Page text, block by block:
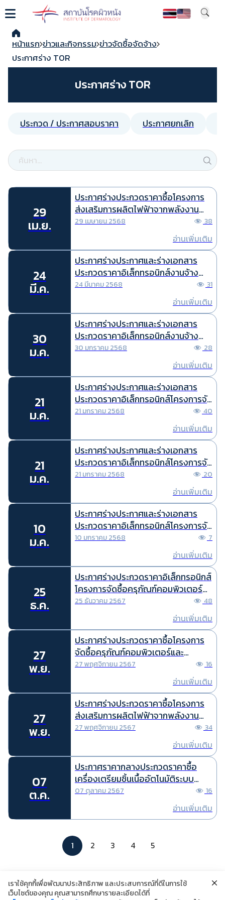
หน้าแรก ข่าวและกิจกรรม ข่าวจัดซื้อจัดจ้าง
ประกาศร่าง TOR
ประกาศร่าง TOR
ประกวด / ประกาศสอบราคา ประกาศยกเลิก
29
เม.ย.
ประกาศร่างประกวดราคาซื้อโครงการ
ส่งเสริมการผลิตไฟฟ้าจากพลังงาน
หมุนเวียนแบบมุ่งเป้ากับกองทุนพัฒนา
ไฟฟ้า เพื่อกิจการตามมาตรา 97(4)
ประจำปีงบประมาณ พ.ศ. 2567 ครั้งที่ 2
ด้วยวิธีประกวดราคาอิเล็กทรอนิกส์ (e-
bidding)
29 เมษายน 2568 38
อ่านเพิ่มเติม
24
มี.ค.
ประกาศร่างประกาศและร่างเอกสาร
ประกวดราคาอิเล็กทรอนิกส์งานจ้าง
ปรับปรุงห้อง Clinic Anti-aging ด้วย
วิธีประกวดราคาอิเล็กทรอนิกส์ (e-
24 มีนาคม 2568 31
อ่านเพิ่มเติม
30
ม.ค.
ประกาศร่างประกาศและร่างเอกสาร
ประกวดราคาอิเล็กทรอนิกส์งานจ้าง
ก่อสร้างปรับปรุงศูนย์บริการสู่ความเป็น
เลิศ (Premium Clinic) ด้วยวิธีประกวด
ราคาอิเล็กทรอนิกส์ (e-bidding)
30 มกราคม 2568 28
อ่านเพิ่มเติม
21
ม.ค.
ประกาศร่างประกาศและร่างเอกสาร
ประกวดราคาอิเล็กทรอนิกส์โครงการจัด
ซื้อครุภัณฑ์คอมพิวเตอร์และ
คอมพิวเตอร์โน๊ตบุ๊คพร้อมระบบปฏิบัติ
การ ปีงบประมาณ พ.ศ. 2568 ด้วยวิธี
ประกวดราคาอิเล็กทรอนิกส์ (e-
bidding) ครั้งที่ 4
21 มกราคม 2568 40
อ่านเพิ่มเติม
21
ม.ค.
ประกาศร่างประกาศและร่างเอกสาร
ประกวดราคาอิเล็กทรอนิกส์โครงการจัด
ซื้อครุภัณฑ์คอมพิวเตอร์และ
คอมพิวเตอร์โน๊ตบุ๊คพร้อมระบบปฏิบัติ
การ ปีงบประมาณ พ.ศ. 2568 ด้วยวิธี
ประกวดราคาอิเล็กทรอนิกส์ (e-
bidding) ครั้งที่ 4
21 มกราคม 2568 20
อ่านเพิ่มเติม
10
ม.ค.
ประกาศร่างประกาศและร่างเอกสาร
ประกวดราคาอิเล็กทรอนิกส์โครงการจัด
ซื้อครุภัณฑ์คอมพิวเตอร์และ
คอมพิวเตอร์โน๊ตบุ๊คพร้อมระบบปฏิบัติ
การ ปีงบประมาณ พ.ศ. ๒๕๖๘ ด้วยวิธี
ประกวดราคาอิเล็กทรอนิกส์ (e-
bidding) ครั้งที่ 3
10 มกราคม 2568 7
อ่านเพิ่มเติม
25
ธ.ค.
ประกาศร่างประกวดราคาอิเล็กทรอนิกส์
โครงการจัดซื้อครุภัณฑ์คอมพิวเตอร์
และคอมพิวเตอร์โน๊ตบุ๊คพร้อมระบบ
ปฏิบัติการ ปีงบประมาณ พ.ศ. 2568
ด้วยวิธีประกวดราคาอิเล็กทรอนิกส์ (e-
bidding) ครั้งที่ 2
25 ธันวาคม 2567 48
อ่านเพิ่มเติม
27
พ.ย.
ประกาศร่างประกวดราคาซื้อโครงการ
จัดซื้อครุภัณฑ์คอมพิวเตอร์และ
คอมพิวเตอร์โน๊ตบุ๊คพร้อมระบบปฎิบัติ
การ ปีงบประมาณ พ.ศ. 2568 ด้วยวิธี
ประกวดราคาอิเล็กทรอนิกส์ (e-
bidding)
27 พฤศจิกายน 2567 16
อ่านเพิ่มเติม
27
พ.ย.
ประกาศร่างประกวดราคาซื้อโครงการ
ส่งเสริมการผลิตไฟฟ้าจากพลังงาน
หมุนเวียนแบบมุ่งเป้ากับกองทุนพัฒนา
ไฟฟ้า เพื่อกิจการตามมาตรา 97(4)
ประจำปีงบประมาณ พ.ศ. 2567 ด้วยวิธี
ประกวดราคาอิเล็กทรอนิกส์ (e-
bidding)
27 พฤศจิกายน 2567 34
อ่านเพิ่มเติม
07
ต.ค.
ประกาศราคากลางประกวดราคาซื้อ
เครื่องเตรียมชิ้นเนื้ออัตโนมัติระบบ
ปิด(Tissue Processor) สถาบันโรค
ผิวหนัง แขวงทุ่งพญาไท เขตราชเทวี
กรุงเทพมหานคร 1 เครื่อง ด้วยวิธี
bidding)
07 ตุลาคม 2567 16
อ่านเพิ่มเติม
1 2 3 4 5
เราใช้คุกกี้เพื่อพัฒนาประสิทธิภาพ และประสบการณ์ที่ดีในการใช้
เว็บไซต์ของคุณ คุณสามารถศึกษารายละเอียดได้ที่